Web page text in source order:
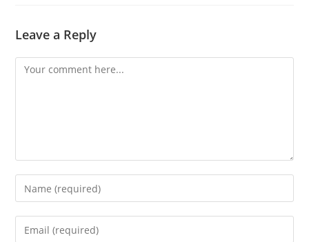
Leave a Reply
Comment
Enter
your
name
Enter